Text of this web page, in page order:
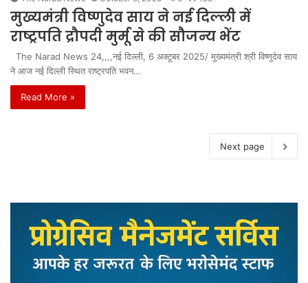
मुख्यमंत्री विष्णुदेव साय ने नई दिल्ली में
राष्ट्रपति द्रौपदी मुर्मू से की सौजन्य भेंट
The Narad News 24,,,,नई दिल्ली, 6 अक्टूबर 2025/ मुख्यमंत्री श्री विष्णुदेव साय
ने आज नई दिल्ली स्थित राष्ट्रपति भवन…
Read More »
Next page